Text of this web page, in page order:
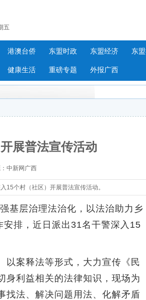
五
港澳台侨 东盟时政 东盟经济 东
健康生活 重磅专题 外报广西
展普法宣传活动
中新网广西
15个村（社区）开展普法宣传活动。
层治理法治化，以法治助力乡
安排，近日派出31名干警深入15
案释法等形式，大力宣传《民
身利益相关的法律知识，现场为
找法、解决问题用法、化解矛盾